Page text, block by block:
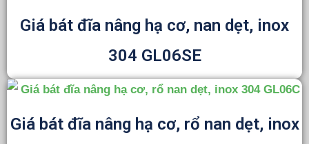
Giá bát đĩa nâng hạ cơ, nan dẹt, inox
304 GL06SE
Giá bát đĩa nâng hạ cơ, rổ nan dẹt, inox